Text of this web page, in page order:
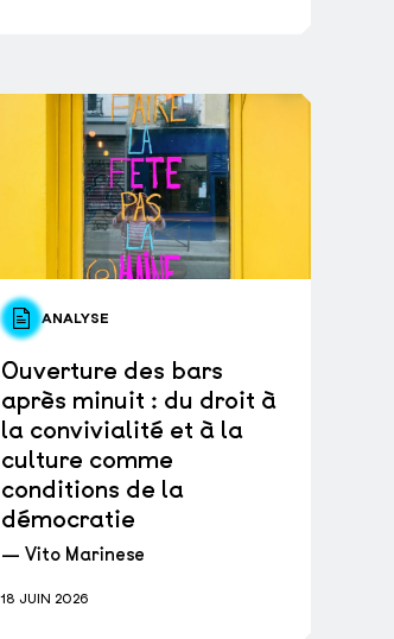
ANALYSE
Ouverture des bars
après minuit : du droit à
la convivialité et à la
culture comme
conditions de la
démocratie
— Vito Marinese
18 JUIN 2026